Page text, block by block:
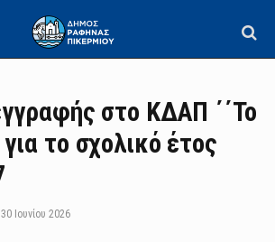
στο ΚΔΑΠ ΄΄Το
το σχολικό έτος
30 Ιουνίου 2026